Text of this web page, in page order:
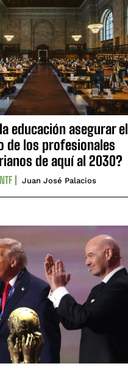
educación asegurar el
de los profesionales
de aquí al 2030?
Juan José Palacios